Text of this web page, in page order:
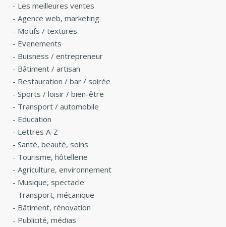
- Les meilleures ventes
- Agence web, marketing
- Motifs / textures
- Evenements
- Buisness / entrepreneur
- Bâtiment / artisan
- Restauration / bar / soirée
- Sports / loisir / bien-être
- Transport / automobile
- Education
- Lettres A-Z
- Santé, beauté, soins
- Tourisme, hôtellerie
- Agriculture, environnement
- Musique, spectacle
- Transport, mécanique
- Bâtiment, rénovation
- Publicité, médias